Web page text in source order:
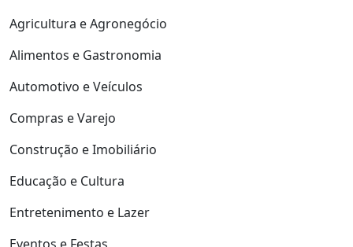
Agricultura e Agronegócio
Alimentos e Gastronomia
Automotivo e Veículos
Compras e Varejo
Construção e Imobiliário
Educação e Cultura
Entretenimento e Lazer